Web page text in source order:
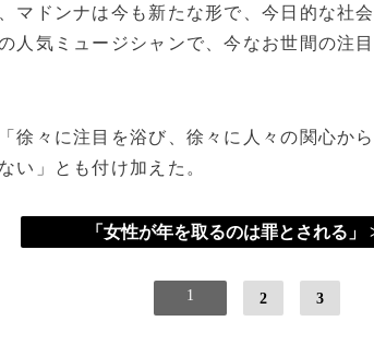
マドンナは今も新たな形で、今日的な社
人気ミュージシャンで、今なお世間の注
々に注目を浴び、徐々に人々の関心か
い」とも付け加えた。
「女性が年を取るのは罪とされる」
1 2 3